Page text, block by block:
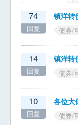
74
回复
镇洋转
债券/
14
回复
镇洋转
债券/
10
回复
各位大
债券/